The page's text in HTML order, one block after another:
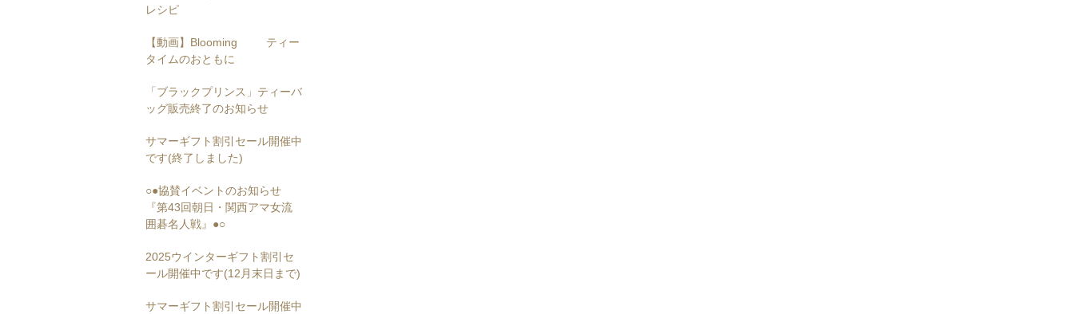
レシピ
【動画】Blooming ティー
タイムのおともに
「ブラックプリンス」ティーバ
ッグ販売終了のお知らせ
サマーギフト割引セール開催中
です(終了しました)
○●協賛イベントのお知らせ
『第43回朝日・関西アマ女流
囲碁名人戦』●○
2025ウインターギフト割引セ
ール開催中です(12月末日まで)
サマーギフト割引セール開催中